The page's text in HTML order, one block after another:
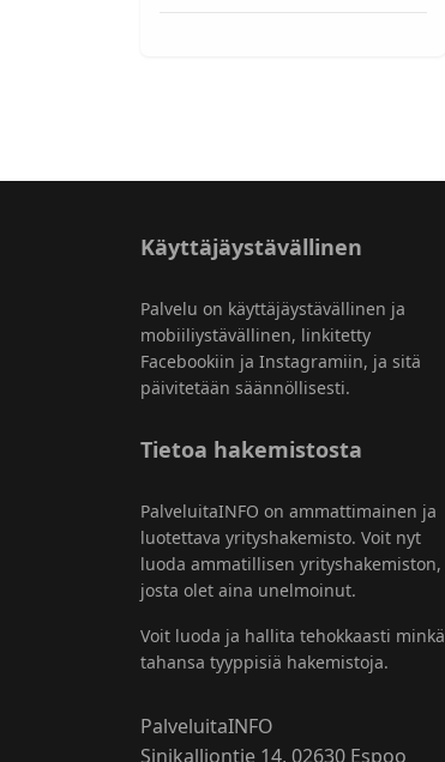
Käyttäjäystävällinen
Palvelu on käyttäjäystävällinen ja
mobiiliystävällinen, linkitetty
Facebookiin ja Instagramiin, ja sitä
päivitetään säännöllisesti.
Tietoa hakemistosta
PalveluitaINFO on ammattimainen ja
luotettava yrityshakemisto. Voit nyt
luoda ammatillisen yrityshakemiston,
josta olet aina unelmoinut.
Voit luoda ja hallita tehokkaasti minkä
tahansa tyyppisiä hakemistoja.
PalveluitaINFO
Sinikalliontie 14, 02630 Espoo